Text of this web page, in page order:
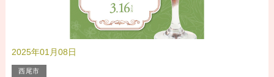
2025年01月08日
西尾市